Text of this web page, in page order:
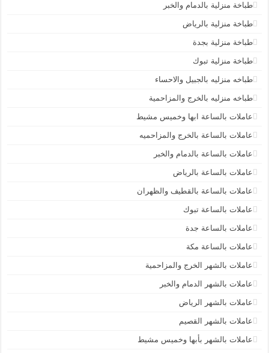
طباخة منزلية بالدمام والخبر
طباخة منزلية بالرياض
طباخة منزلية بجدة
طباخة منزلية تبوك
طباخه منزليه بالجبيل والاحساء
طباخه منزليه بالخرج والمزاحمية
عاملات بالساعة ابها وخميس مشيط
عاملات بالساعة بالخرج والمزاحميه
عاملات بالساعة بالدمام والخبر
عاملات بالساعة بالرياض
عاملات بالساعة بالقطيف والظهران
عاملات بالساعة تبوك
عاملات بالساعة جدة
عاملات بالساعة مكة
عاملات بالشهر الخرج والمزاحمية
عاملات بالشهر الدمام والخبر
عاملات بالشهر الرياض
عاملات بالشهر القصيم
عاملات بالشهر بأبها وخميس مشيط